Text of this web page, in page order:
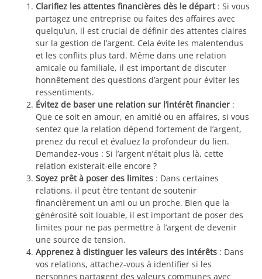
Clarifiez les attentes financières dès le départ: Si vous
partagez une entreprise ou faites des affaires avec
quelqu’un, il est crucial de définir des attentes claires
sur la gestion de l’argent. Cela évite les malentendus
et les conflits plus tard. Même dans une relation
amicale ou familiale, il est important de discuter
honnêtement des questions d’argent pour éviter les
ressentiments.
Évitez de baser une relation sur l’intérêt financier :
Que ce soit en amour, en amitié ou en affaires, si vous
sentez que la relation dépend fortement de l’argent,
prenez du recul et évaluez la profondeur du lien.
Demandez-vous : Si l’argent n’était plus là, cette
relation existerait-elle encore ?
Soyez prêt à poser des limites : Dans certaines
relations, il peut être tentant de soutenir
financièrement un ami ou un proche. Bien que la
générosité soit louable, il est important de poser des
limites pour ne pas permettre à l’argent de devenir
une source de tension.
Apprenez à distinguer les valeurs des intérêts : Dans
vos relations, attachez-vous à identifier si les
personnes partagent des valeurs communes avec